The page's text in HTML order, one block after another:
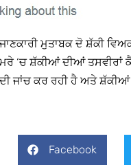
ਮੁਤਾਬਕ ਦੋ ਸ਼ੱਕੀ
‘ਚ ਸ਼ੱਕੀਆਂ ਦੀਆਂ
ਜਾਂਚ ਕਰ ਰਹੀ ਹੈ ਅਤੇ ਸ਼ੱਕੀਆਂ
Facebook